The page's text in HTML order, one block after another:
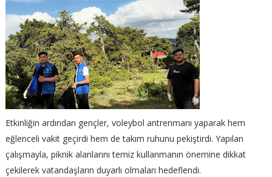
Etkinliğin ardından gençler, voleybol antrenmanı yaparak hem
eğlenceli vakit geçirdi hem de takım ruhunu pekiştirdi. Yapılan
çalışmayla, piknik alanlarını temiz kullanmanın önemine dikkat
çekilerek vatandaşların duyarlı olmaları hedeflendi.